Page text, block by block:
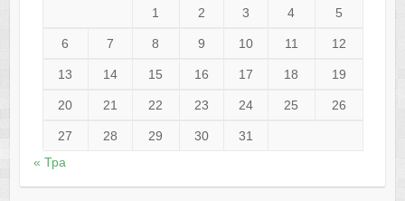
1 2 3 4 5
6 7 8 9 10 11 12
13 14 15 16 17 18 19
20 21 22 23 24 25 26
27 28 29 30
31
« Тра